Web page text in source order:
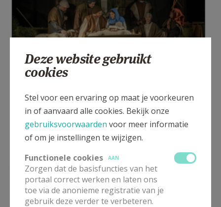
Kerstvieringen Grimbergen 2025
Deze website gebruikt
cookies
Stel voor een ervaring op maat je voorkeuren
in of aanvaard alle cookies. Bekijk onze
gebruiksvoorwaarden voor meer informatie
of om je instellingen te wijzigen.
Functionele cookies
AAN
Zorgen dat de basisfuncties van het
portaal correct werken en laten ons
toe via de anonieme registratie van je
gebruik deze verder te verbeteren.